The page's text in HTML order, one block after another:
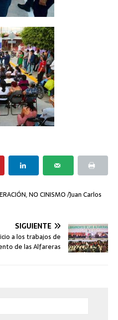
NO CINISMO /Juan Carlos
SIGUIENTE
a los trabajos de
de las Alfareras